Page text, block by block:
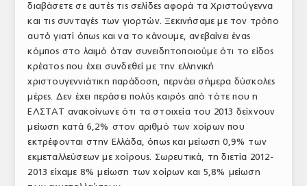
διαβάσετε σε αυτές τις σελίδες αφορά τα Χριστούγεννα
και τις συνταγές των γιορτών. Ξεκινήσαμε με τον τρόπο
αυτό γιατί όπως και να το κάνουμε, ανεβαίνει ένας
κόμπος στο λαιμό όταν συνειδητοποιούμε ότι το είδος
κρέατος που έχει συνδεθεί με την ελληνική
χριστουγεννιάτικη παράδοση, περνάει σήμερα δύσκολες
μέρες. Δεν έχει περάσει πολύς καιρός από τότε που η
ΕΛΣΤΑΤ ανακοίνωνε ότι τα στοιχεία του 2013 δείχνουν
μείωση κατά 6,2% στον αριθμό των χοίρων που
εκτρέφονται στην Ελλάδα, όπως και μείωση 0,9% των
εκμεταλλεύσεων με χοίρους. Σωρευτικά, τη διετία 2012-
2013 είχαμε 8% μείωση των χοίρων και 5,8% μείωση